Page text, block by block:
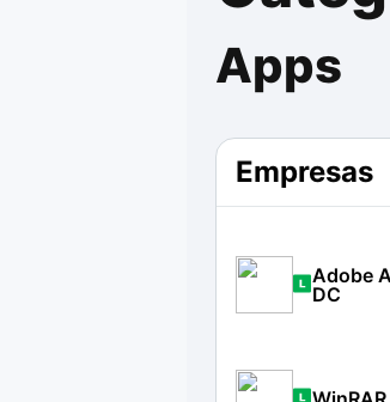
Apps
Empresas
Adobe
DC